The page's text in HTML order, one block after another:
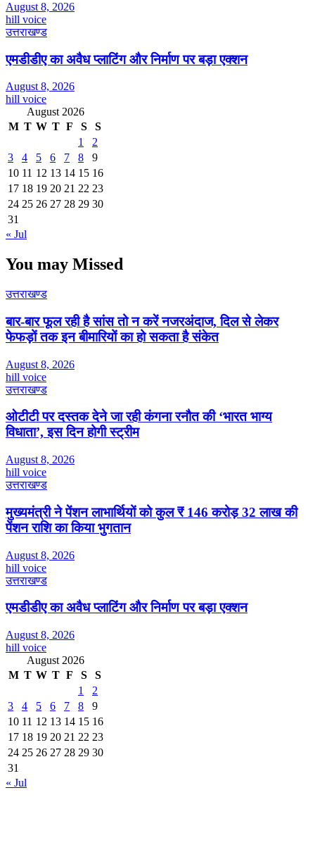
August 8, 2026
hill voice
उत्तराखण्ड
एमडीडीए का अवैध प्लाटिंग और निर्माण पर बड़ा एक्शन
August 8, 2026
hill voice
August 2026
M T W T F S
S
1
2
3
4 5 6 7 8
9
10 11 12 13 14 15 16
17 18 19 20 21 22 23
24 25 26 27 28 29 30
31
« Jul
You may Missed
उत्तराखण्ड
बार-बार फूल रही है सांस तो न करें नजरअंदाज, दिल से लेकर
फेफड़ों तक इन बीमारियों का हो सकता है संकेत
August 8, 2026
hill voice
उत्तराखण्ड
ओटीटी पर दस्तक देने जा रही कंगना रनौत की ‘भारत भाग्य
विधाता’, इस दिन होगी स्ट्रीम
August 8, 2026
hill voice
उत्तराखण्ड
मुख्यमंत्री ने पेंशन लाभार्थियों को कुल ₹ 146 करोड़ 32 लाख की
पेंशन राशि का किया भुगतान
August 8, 2026
hill voice
उत्तराखण्ड
एमडीडीए का अवैध प्लाटिंग और निर्माण पर बड़ा एक्शन
August 8, 2026
hill voice
August 2026
M T W T F S
S
1
2
3
4 5 6 7 8
9
10 11 12 13 14 15 16
17 18 19 20 21 22 23
24 25 26 27 28 29 30
31
« Jul